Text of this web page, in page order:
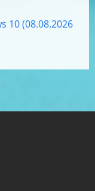
10 (08.08.2026